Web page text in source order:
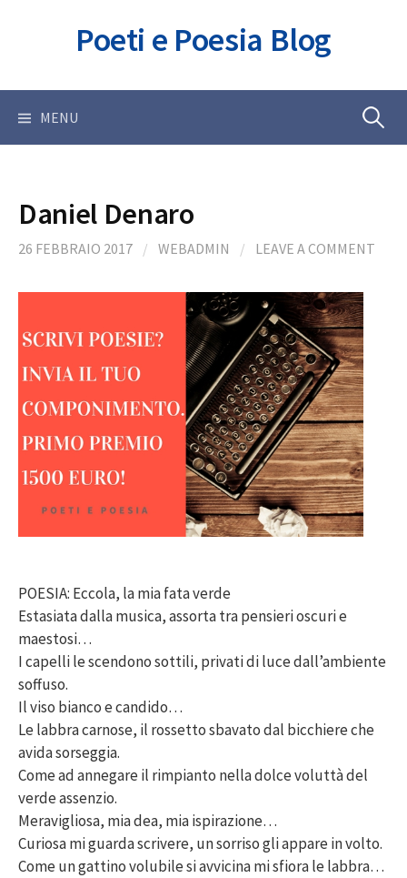
Poeti e Poesia Blog
MENU Ricerca
Daniel Denaro
26 FEBBRAIO 2017 / WEBADMIN / LEAVE A COMMENT
POESIA: Eccola, la mia fata verde
Estasiata dalla musica, assorta tra pensieri oscuri e
maestosi…
I capelli le scendono sottili, privati di luce dall’ambiente
soffuso.
Il viso bianco e candido…
Le labbra carnose, il rossetto sbavato dal bicchiere che
avida sorseggia.
Come ad annegare il rimpianto nella dolce voluttà del
verde assenzio.
Meravigliosa, mia dea, mia ispirazione…
Curiosa mi guarda scrivere, un sorriso gli appare in volto.
Come un gattino volubile si avvicina mi sfiora le labbra…